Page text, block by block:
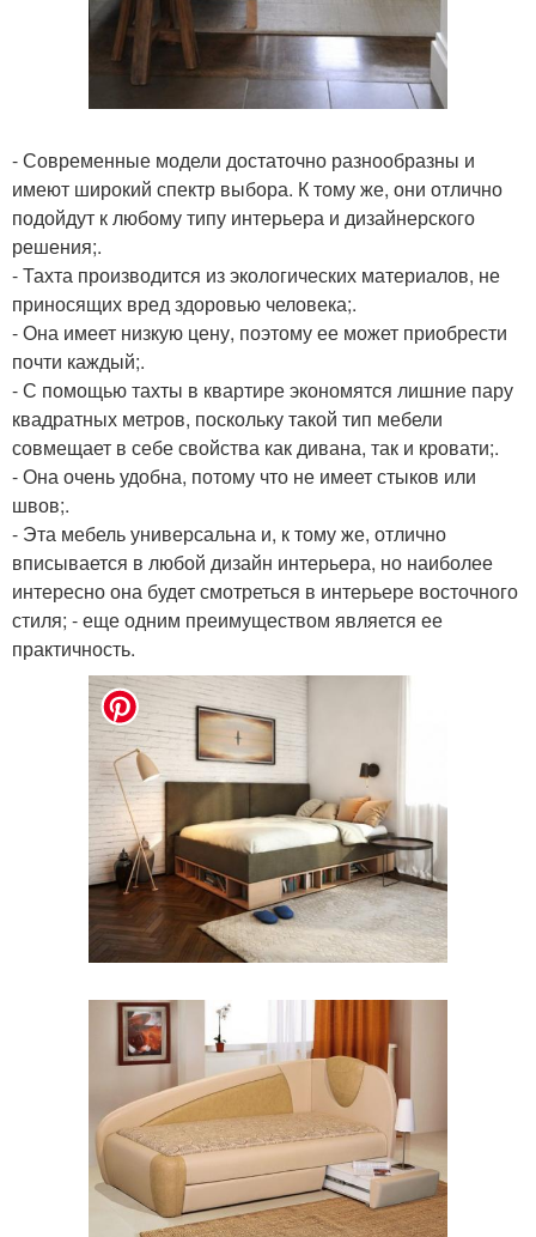
- Современные модели достаточно разнообразны и
имеют широкий спектр выбора. К тому же, они отлично
подойдут к любому типу интерьера и дизайнерского
решения;.
- Тахта производится из экологических материалов, не
приносящих вред здоровью человека;.
- Она имеет низкую цену, поэтому ее может приобрести
почти каждый;.
- С помощью тахты в квартире экономятся лишние пару
квадратных метров, поскольку такой тип мебели
совмещает в себе свойства как дивана, так и кровати;.
- Она очень удобна, потому что не имеет стыков или
швов;.
- Эта мебель универсальна и, к тому же, отлично
вписывается в любой дизайн интерьера, но наиболее
интересно она будет смотреться в интерьере восточного
стиля; - еще одним преимуществом является ее
практичность.